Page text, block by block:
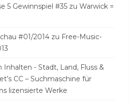
5 Gewinnspiel #35 zu Warwick =
#01/2014 zu Free-Music-
Inhalten - Stadt, Land, Fluss &
CC – Suchmaschine für
lizensierte Werke